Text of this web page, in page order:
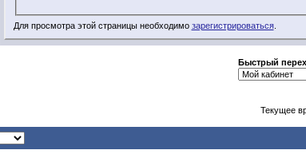
Для просмотра этой страницы необходимо зарегистрироваться.
Быстрый
Текущее